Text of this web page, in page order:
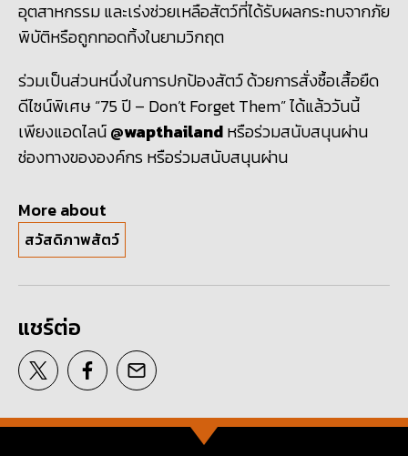
อุตสาหกรรม และเร่งช่วยเหลือสัตว์ที่ได้รับผลกระทบจากภัย
พิบัติหรือถูกทอดทิ้งในยามวิกฤต
ร่วมเป็นส่วนหนึ่งในการปกป้องสัตว์ ด้วยการสั่งซื้อเสื้อยืด
ดีไซน์พิเศษ “75ปี– Don’t Forget Them”ได้แล้ววันนี้
เพียงแอดไลน์@wapthailandหรือร่วมสนับสนุนผ่าน
ช่องทางขององค์กร หรือร่วมสนับสนุนผ่าน
More about
สวัสดิภาพสัตว์
แชร์ต่อ